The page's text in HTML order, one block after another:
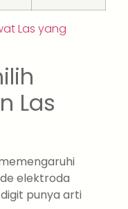
Las yang
Las
elektroda
punya arti